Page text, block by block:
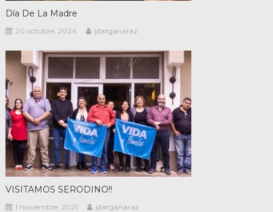
Día De La Madre
20 octubre, 2024 jdarganaraz
VISITAMOS SERODINO!!
1 noviembre, 2021 jdarganaraz